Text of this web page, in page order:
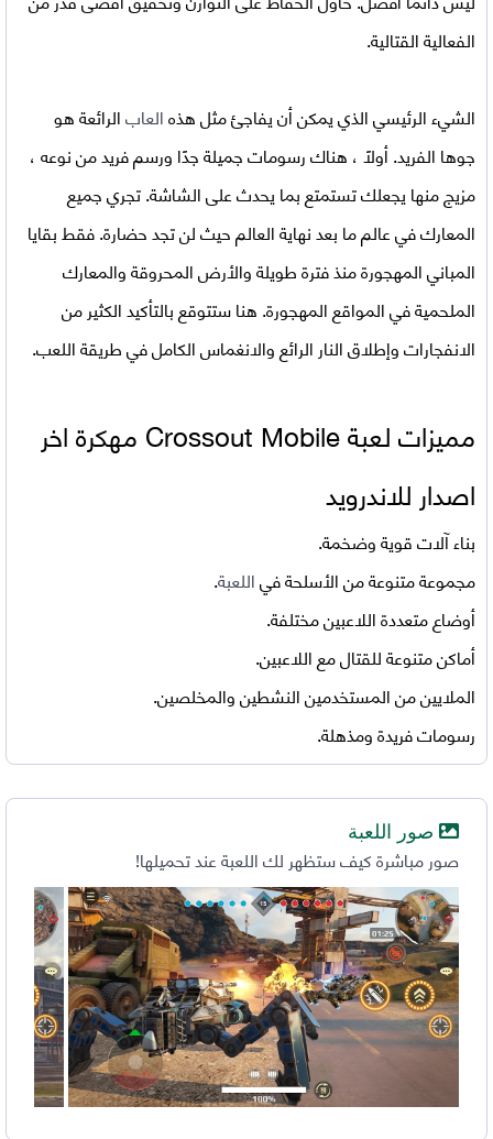
الفعالية القتالية.
الشيء الرئيسي الذي يمكن أن يفاجئ مثل هذهالعابالرائعة هو
جوها الفريد. أولاً ، هناك رسومات جميلة جدًا ورسم فريد من نوعه ،
مزيج منها يجعلك تستمتع بما يحدث على الشاشة. تجري جميع
المعارك في عالم ما بعد نهاية العالم حيث لن تجد حضارة. فقط بقايا
المباني المهجورة منذ فترة طويلة والأرض المحروقة والمعارك
الملحمية في المواقع المهجورة. هنا ستتوقع بالتأكيد الكثير من
الانفجارات وإطلاق النار الرائع والانغماس الكامل في طريقة اللعب.
مميزات لعبة
Crossout Mobile مهكرة اخر
اصدار للاندرويد
بناء آلات قوية وضخمة.
مجموعة متنوعة من الأسلحة فياللعبة.
أوضاع متعددة اللاعبين مختلفة.
أماكن متنوعة للقتال مع اللاعبين.
الملايين من المستخدمين النشطين والمخلصين.
رسومات فريدة ومذهلة.
صور اللعبة
صور مباشرة كيف ستظهر لك اللعبة عند تحميلها!